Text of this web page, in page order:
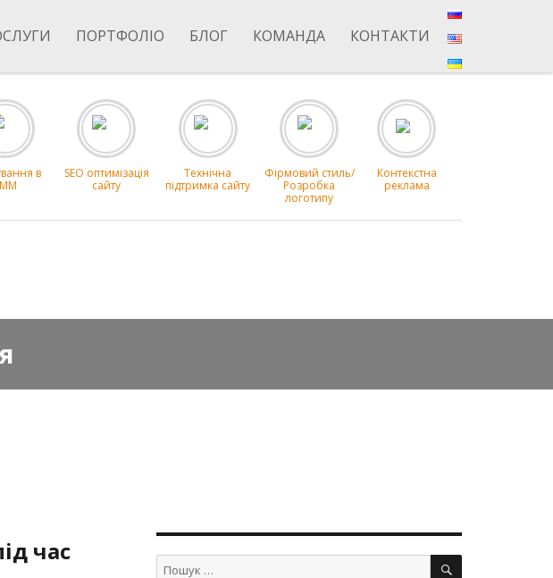
ПОРТФОЛІО БЛОГ КОМАНДА КОНТАКТИ
в
SEO оптимізація
сайту
Технічна
підтримка сайту
Фірмовий стиль/
Розробка
логотипу
Контекстна
реклама
час
Шукати: ПОШУК